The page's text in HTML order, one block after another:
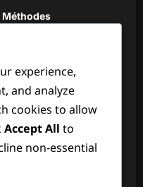
Méthodes
Disponibilité,
Visibilité,
Stratégies, Rôles
experience,
and analyze
cookies to allow
Accept All to
non-essential